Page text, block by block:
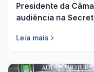
Presidente da
audiência na
Leia mais